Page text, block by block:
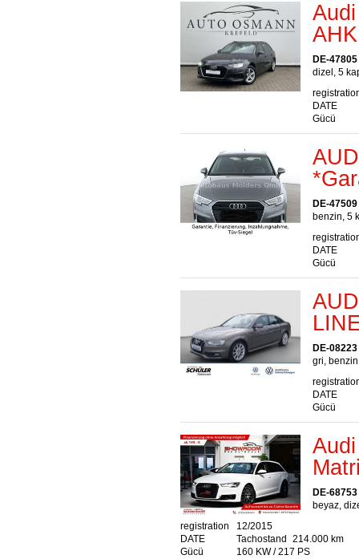
DE-
dizel, 5
DATE
Gücü
DE-
benzin, 5
DATE
Gücü
DE-
gri,
DATE
Gücü
DE-
beyaz,
registration
DATE
12/2015
Tachostand 214.000 km
Gücü
160 KW / 217 PS